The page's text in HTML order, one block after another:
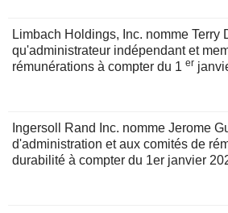
Limbach Holdings, Inc. nomme Terry
qu'administrateur indépendant et
rémunérations à compter du 1 er
Ingersoll Rand Inc. nomme Jerome
d'administration et aux comités de
durabilité à compter du 1er janvier